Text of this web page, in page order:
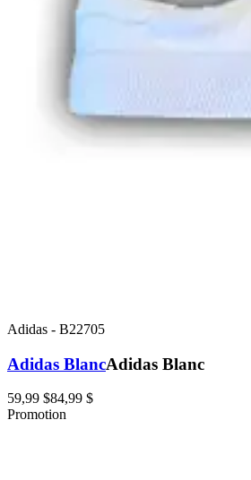
Adidas - B22705
Adidas BlancAdidas Blanc
59,99 $84,99 $
Promotion